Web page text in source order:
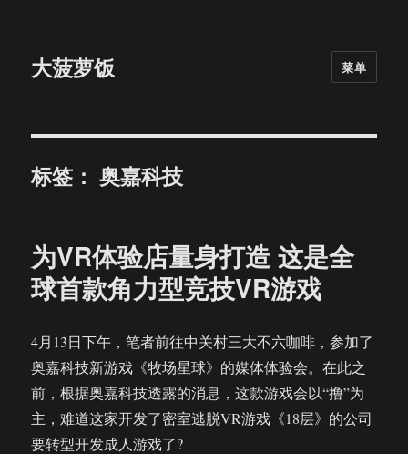
大菠萝饭 菜单
标签：奥嘉科技
为VR体验店量身打造 这是全
球首款角力型竞技VR游戏
4月13日下午，笔者前往中关村三大不六咖啡，参加了
奥嘉科技新游戏《牧场星球》的媒体体验会。在此之
前，根据奥嘉科技透露的消息，这款游戏会以“撸”为
主，难道这家开发了密室逃脱VR游戏《18层》的公司
要转型开发成人游戏了?